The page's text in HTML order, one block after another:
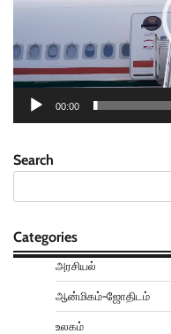
00:00
Search
Categories
அரசியல்
ஆன்மிகம்-ஜோதிடம்
உலகம்